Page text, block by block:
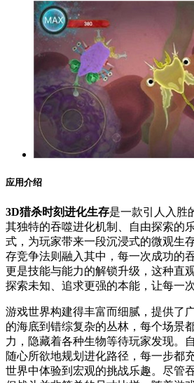
应用介绍
3D猎杀时刻进化生存是一款引人入胜
其独特的吞噬进化机制、自由探索的
式，为玩家带来一段沉浸式的微观生
存竞争法则融入其中，每一次成功的
更是技能与能力的解锁升级，这种直
探索未知、追求更强的本能，让每一
游戏世界构建得丰富而细腻，提供了
的海底到错综复杂的丛林，每个场景
力，隐藏着各种生物等待玩家发现。
随心所欲地规划进化路径，每一步都
世界中体验到宏观的挑战乐趣。尽管